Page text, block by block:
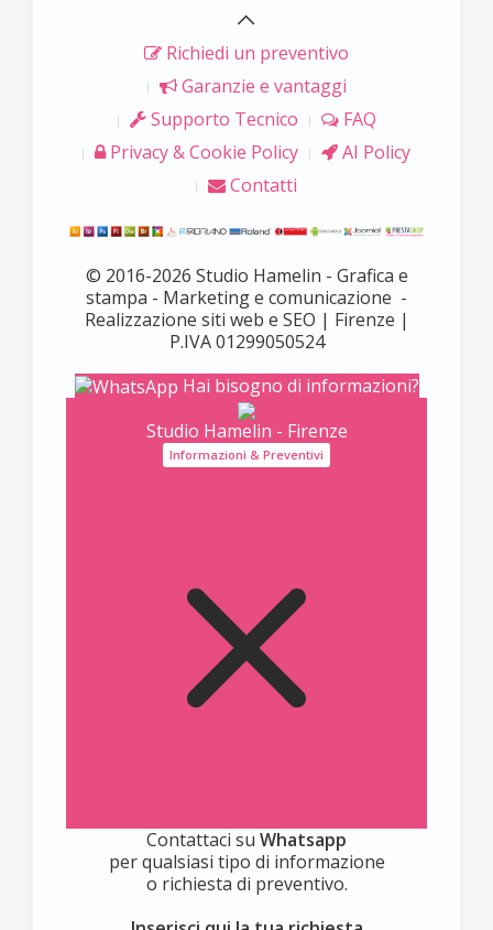
Richiedi un preventivo
Garanzie e vantaggi
Supporto Tecnico
FAQ
Privacy & Cookie Policy
AI Policy
Contatti
© 2016-2026 Studio Hamelin - Grafica e
stampa - Marketing e comunicazione -
Realizzazione siti web e SEO | Firenze |
P.IVA 01299050524
Hai bisogno di informazioni?
Studio Hamelin - Firenze
Informazioni & Preventivi
Contattaci su Whatsapp
per qualsiasi tipo di informazione
o richiesta di preventivo.